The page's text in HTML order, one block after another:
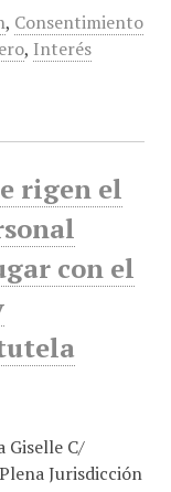
, Consentimiento
, Interés
rigen el
con el
Giselle C/
Jurisdicción